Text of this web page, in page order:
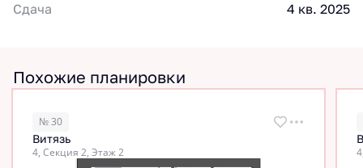
Сдача 4 кв. 2025
Похожие планировки
№ 30
Витязь
4, Секция 2, Этаж 2